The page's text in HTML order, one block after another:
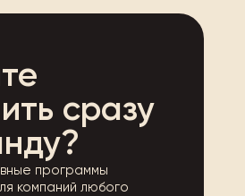
сразу
программы
компаний любого